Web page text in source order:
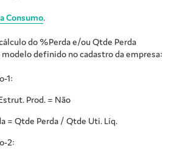
Consumo.
do %Perda e/ou Qtde Perda
definido no cadastro da empresa:
1:
Prod. = Não
= Qtde Perda / Qtde Uti. Líq.
2: